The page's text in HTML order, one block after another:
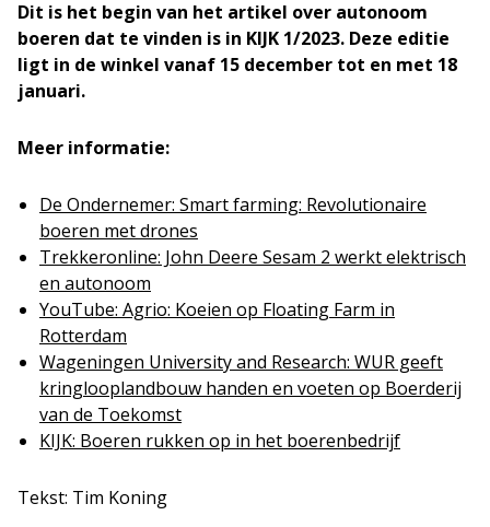
Dit is het begin van het artikel over autonoom
boeren dat te vinden is in KIJK 1/2023. Deze editie
ligt in de winkel vanaf 15 december tot en met 18
januari.
Meer informatie:
De Ondernemer: Smart farming: Revolutionaire
boeren met drones
Trekkeronline: John Deere Sesam 2 werkt elektrisch
en autonoom
YouTube: Agrio: Koeien op Floating Farm in
Rotterdam
Wageningen University and Research: WUR geeft
kringlooplandbouw handen en voeten op Boerderij
van de Toekomst
KIJK: Boeren rukken op in het boerenbedrijf
Tekst: Tim Koning